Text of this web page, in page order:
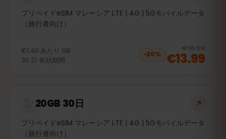
プリペイドeSIM マレーシア LTE | 4G | 5Gモバイルデータ
（旅行者向け）
€1.40 あたり GB
30 日 有効期間
−20%
€16.99
€13.99
20GB 30日
プリペイドeSIM マレーシア LTE | 4G | 5Gモバイルデータ
（旅行者向け）